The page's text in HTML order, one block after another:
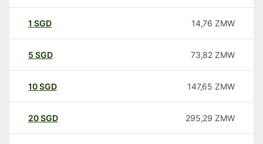
1 SGD 14,76 ZMW
5 SGD 73,82 ZMW
10SGD 147,65 ZMW
20SGD 295,29 ZMW